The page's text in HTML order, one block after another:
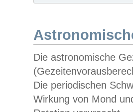
Die astronomische
Die periodischen
Wirkung von Mond